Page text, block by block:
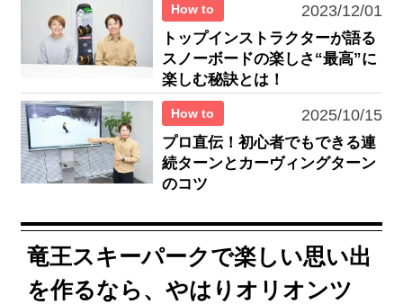
How to 2023/12/01
トップインストラクターが語る
スノーボードの楽しさ“最高”に
楽しむ秘訣とは！
How to 2025/10/15
プロ直伝！初心者でもできる連
続ターンとカーヴィングターン
のコツ
竜王スキーパークで楽しい思い出
を作るなら、やはりオリオンツ